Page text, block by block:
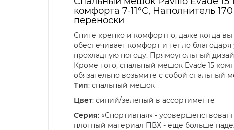
комфорта 7-11°С, Наполнитель
переноски
Спите крепко и комфортно, даже когда
обеспечивает комфорт и тепло
прохладную погоду. Прямоугольный
Кроме того, спальный мешок Evade 15
обязательно возьмите с собой спальный
Тип: спальный мешок
Цвет: синий/зеленый в ассортименте
Серия: «Спортивная» -
плотный материал ПВХ - еще больше